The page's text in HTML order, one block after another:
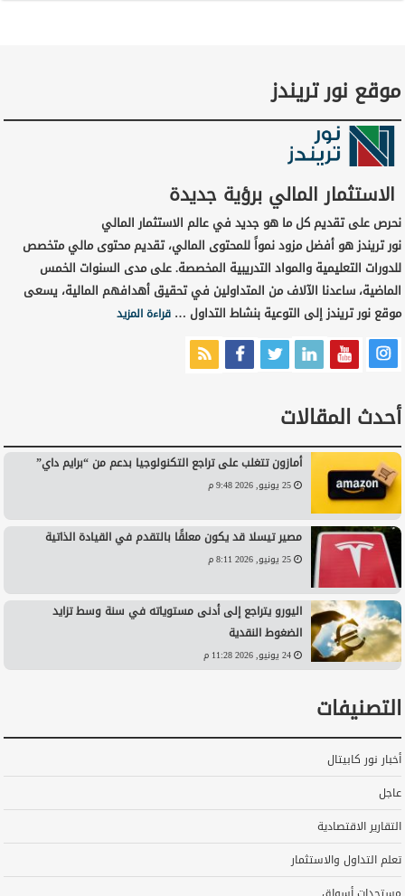
موقع نور تريندز
الاستثمار المالي برؤية جديدة
نحرص على تقديم كل ما هو جديد في عالم الاستثمار المالي
نور تريندز هو أفضل مزود نمواً للمحتوى المالي، تقديم محتوى مالي متخصص
للدورات التعليمية والمواد التدريبية المخصصة. على مدى السنوات الخمس
الماضية، ساعدنا الآلاف من المتداولين في تحقيق أهدافهم المالية، يسعى
موقع نور تريندز إلى التوعية بنشاط التداول …قراءة المزيد
أحدث المقالات
أمازون تتغلب على تراجع التكنولوجيا بدعم من “برايم داي”
25 يونيو, 2026 9:48 م
مصير تيسلا قد يكون معلقًا بالتقدم في القيادة الذاتية
25 يونيو, 2026 8:11 م
اليورو يتراجع إلى أدنى مستوياته في سنة وسط تزايد
الضغوط النقدية
24 يونيو, 2026 11:28 م
التصنيفات
أخبار نور كابيتال
عاجل
التقارير الاقتصادية
تعلم التداول والاستثمار